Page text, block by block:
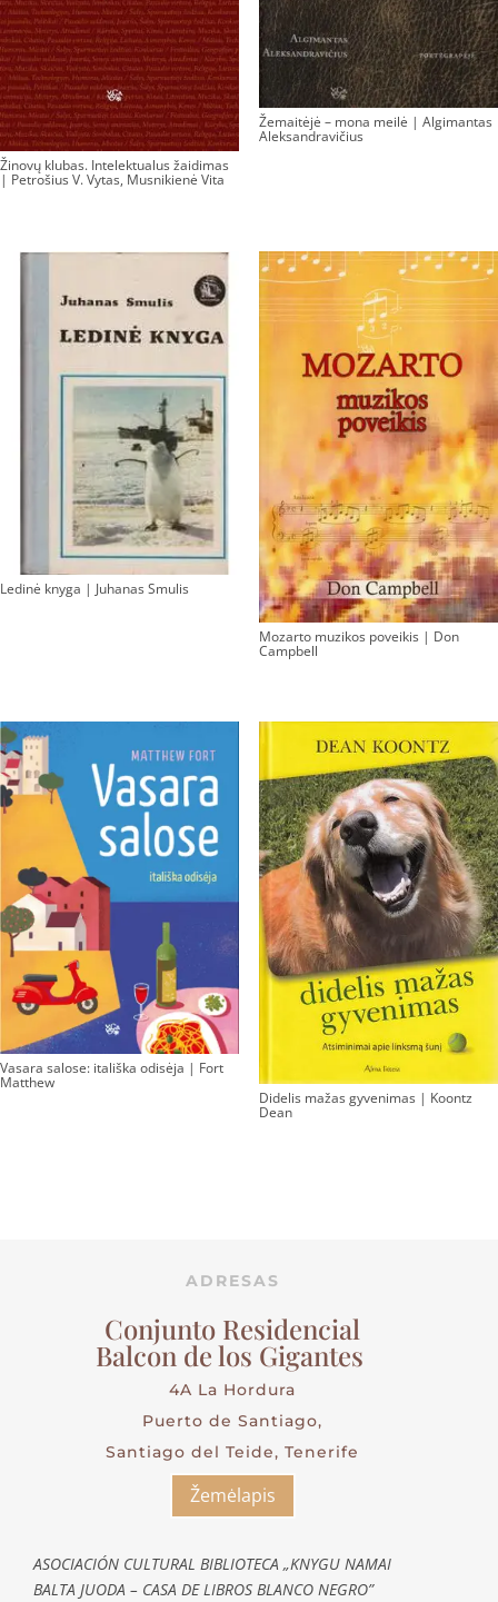
Žinovų klubas. Intelektualus žaidimas
| Petrošius V. Vytas, Musnikienė Vita
Žemaitėjė – mona meilė | Algimantas
Aleksandravičius
Ledinė knyga | Juhanas Smulis
Mozarto muzikos poveikis | Don
Campbell
Vasara salose: itališka odisėja | Fort
Matthew
Didelis mažas gyvenimas | Koontz
Dean
ADRESAS
Conjunto Residencial
Balcon de los Gigantes
4A La Hordura
Puerto de Santiago,
Santiago del Teide, Tenerife
Žemėlapis
ASOCIACIÓN CULTURAL BIBLIOTECA „KNYGU NAMAI
BALTA JUODA – CASA DE LIBROS BLANCO NEGRO”